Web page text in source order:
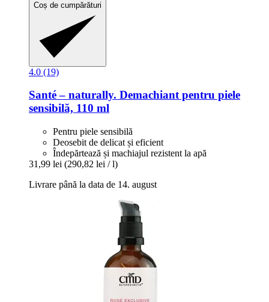
Coș de cumpărături
4.0 (19)
Santé – naturally. Demachiant pentru piele
sensibilă, 110 ml
Pentru piele sensibilă
Deosebit de delicat și eficient
Îndepărtează și machiajul rezistent la apă
31,99 lei (290,82 lei / l)
Livrare până la data de 14. august